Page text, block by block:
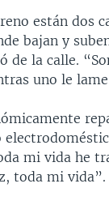
están dos
bajan y
de la calle.
uno le lame
mi vida he
toda mi vida”.